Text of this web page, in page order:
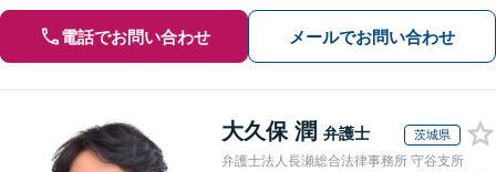
電話でお問い合わせ メールでお問い合わせ
大久保 潤 弁護士 茨城県
弁護士法人長瀬総合法律事務所 守谷支所